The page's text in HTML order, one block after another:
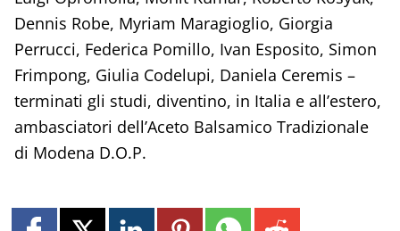
Dennis Robe, Myriam Maragioglio, Giorgia
Perrucci, Federica Pomillo, Ivan Esposito, Simon
Frimpong, Giulia Codelupi, Daniela Ceremis –
terminati gli studi, diventino, in Italia e all’estero,
ambasciatori dell’Aceto Balsamico Tradizionale
di Modena D.O.P.